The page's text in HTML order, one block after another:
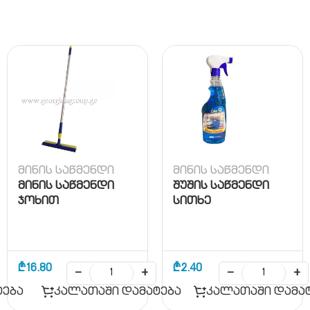
მინის საწმენდი
მინის საწმენდი
ჯოხით
₾16.80 −
+
კალათაში დამატება
მინის საწმენდი
შუშის საწმენდი
სითხე
₾2.40 −
+
კალათაში